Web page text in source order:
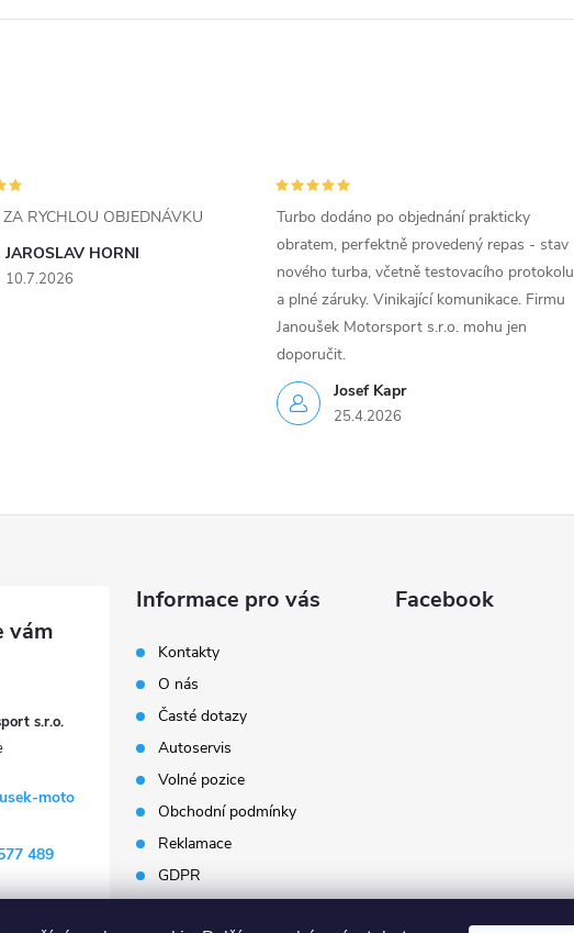
JAROSLAV HORNI
10.7.2026
ZA RYCHLOU OBJEDNÁVKU
Josef Kapr
25.4.2026
Turbo dodáno po objednání prakticky
obratem, perfektně provedený repas - stav
nového turba, včetně testovacího protokolu
a plné záruky. Vinikající komunikace. Firmu
Janoušek Motorsport s.r.o. mohu jen
doporučit.
s.r.o.
moto
489
Informace pro vás
Kontakty
O nás
Časté dotazy
Autoservis
Volné pozice
Obchodní podmínky
Reklamace
GDPR
Motorsport Český Krumlov
Facebook